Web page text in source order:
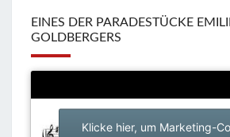
EINES DER PARADESTÜCKE
GOLDBERGERS
Klicke hier, um Marketing-